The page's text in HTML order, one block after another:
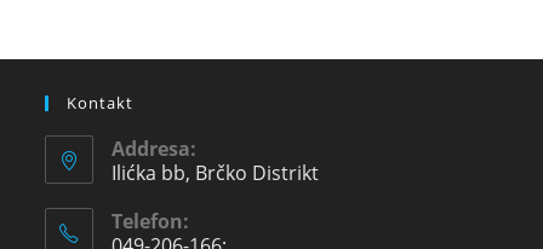
Kontakt
Addresa:
Ilićka bb, Brčko Distrikt
Telefon: